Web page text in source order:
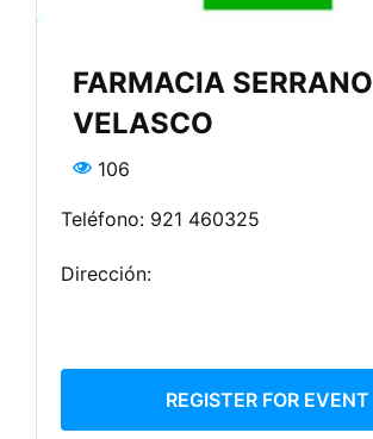
FARMACIA SERRANO
VELASCO
106
Teléfono: 921 460325
Dirección:
REGISTER FOR EVENT